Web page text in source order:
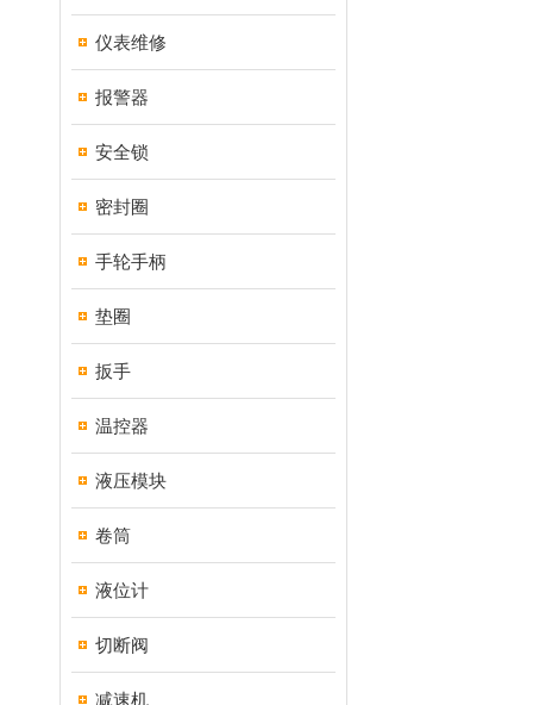
仪表维修
报警器
安全锁
密封圈
手轮手柄
垫圈
扳手
温控器
液压模块
卷筒
液位计
切断阀
减速机